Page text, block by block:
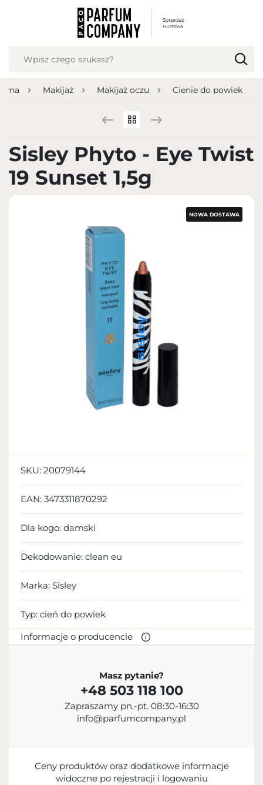
Makijaż Makijaż oczu Cienie do powiek
Sisley Phyto - Eye Twist
19 Sunset 1,5g
NOWA DOSTAWA
SKU: 20079144
EAN: 3473311870292
Dla kogo: damski
Dekodowanie: clean eu
Marka: Sisley
Typ: cień do powiek
Informacje o producencie
33 1 86 21 07 00
3 Avenue de Friedland, 75008 Paris, France
Masz pytanie?
+48 503 118 100
Zapraszamy pn.-pt. 08:30-16:30
info@parfumcompany.pl
Ceny produktów oraz dodatkowe informacje
widoczne po rejestracji i logowaniu
USTAWIENIA REGIONALNE
Język
Polish zloty (PLN)
ZAPISZ